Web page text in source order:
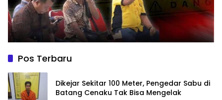
Pos Terbaru
Dikejar Sekitar 100 Meter, Pengedar Sabu di